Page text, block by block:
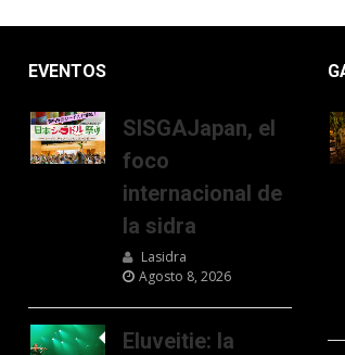
EVENTOS
SISGAJapan, el
foco
internacional de
la sidra
Lasidra
Agosto 8, 2026
Eluveitie: la